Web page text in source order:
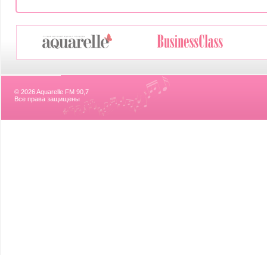
© 2026 Aquarelle FM 90,7
Все права защищены